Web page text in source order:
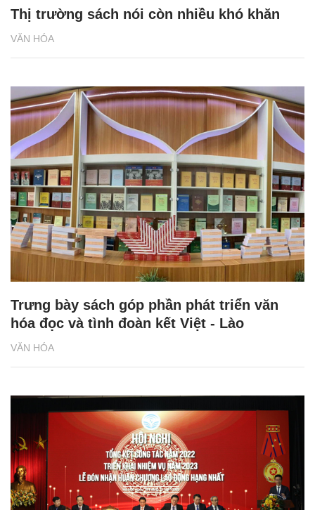
VĂN HÓA
Thị trường sách nói còn nhiều khó khăn
VĂN HÓA
Trưng bày sách góp phần phát triển văn
hóa đọc và tình đoàn kết Việt - Lào